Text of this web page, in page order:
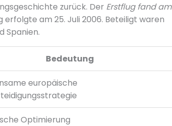
zurück. Der Erstflug fand am
erfolgte am 25. Juli 2006. Beteiligt waren
Spanien.
Bedeutung
europäische
Optimierung